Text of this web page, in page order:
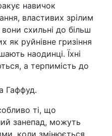
навичок
властивих зрілим
схильні до більш
як руйнівне гризіння
наодинці. Їхні
а терпимість до
Гаффуд.
ті, що
занепад, можуть
коли змінюється